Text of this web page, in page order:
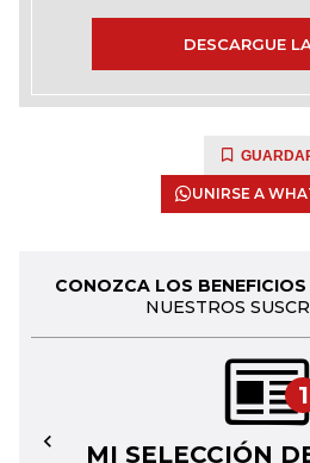
DESCARGUE
UNIRSE A
CONOZCA LOS
NUESTROS
1
MI SELECCIÓN
←